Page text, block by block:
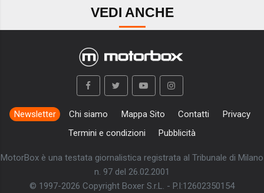
VEDI ANCHE
Newsletter Chi siamo Mappa Sito Contatti
Privacy
Termini e condizioni
Pubblicità
MotorBox è una testata giornalistica registrata al Tribunale di Milano
n. 97 del 26.02.2001
© 1997-2026 Copyright Boxer S.r.L. - P.I:12602350154